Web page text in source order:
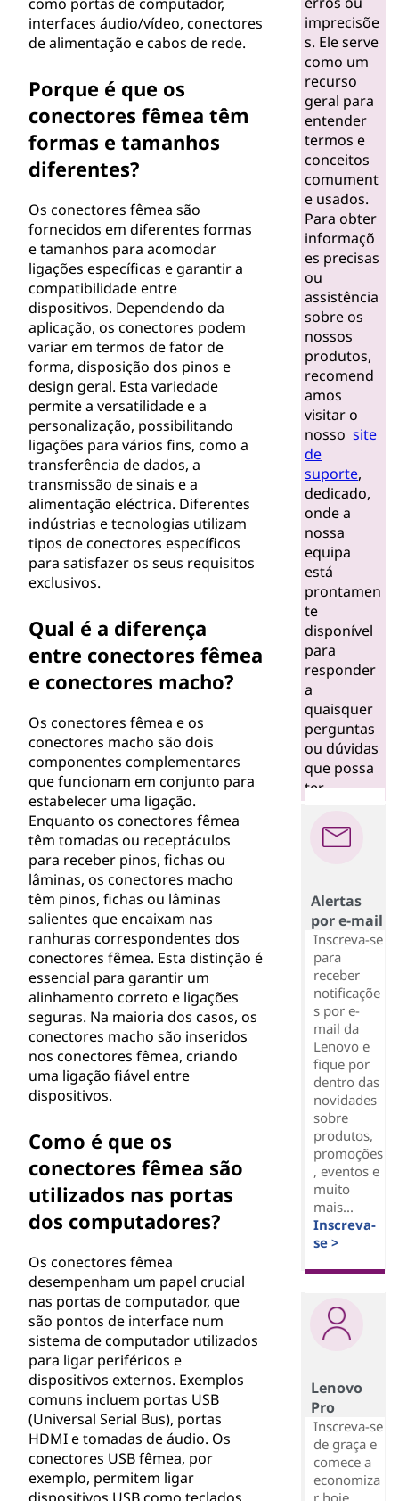
interfaces áudio/vídeo, conectores
de alimentação e cabos de rede.
Porque é que os
conectores fêmea têm
formas e tamanhos
diferentes?
Os conectores fêmea são
fornecidos em diferentes formas
e tamanhos para acomodar
ligações específicas e garantir a
compatibilidade entre
dispositivos. Dependendo da
aplicação, os conectores podem
variar em termos de fator de
forma, disposição dos pinos e
design geral. Esta variedade
permite a versatilidade e a
personalização, possibilitando
ligações para vários fins, como a
transferência de dados, a
transmissão de sinais e a
alimentação eléctrica. Diferentes
indústrias e tecnologias utilizam
tipos de conectores específicos
para satisfazer os seus requisitos
exclusivos.
Qual é a diferença
entre conectores fêmea
e conectores macho?
Os conectores fêmea e os
conectores macho são dois
componentes complementares
que funcionam em conjunto para
estabelecer uma ligação.
Enquanto os conectores fêmea
têm tomadas ou receptáculos
para receber pinos, fichas ou
lâminas, os conectores macho
têm pinos, fichas ou lâminas
salientes que encaixam nas
ranhuras correspondentes dos
conectores fêmea. Esta distinção é
essencial para garantir um
alinhamento correto e ligações
seguras. Na maioria dos casos, os
conectores macho são inseridos
nos conectores fêmea, criando
uma ligação fiável entre
dispositivos.
Como é que os
conectores fêmea são
utilizados nas portas
dos computadores?
Os conectores fêmea
desempenham um papel crucial
nas portas de computador, que
são pontos de interface num
sistema de computador utilizados
para ligar periféricos e
dispositivos externos. Exemplos
comuns incluem portas USB
(Universal Serial Bus), portas
HDMI e tomadas de áudio. Os
conectores USB fêmea, por
exemplo, permitem ligar
imprecisõe
s. Ele serve
como um
recurso
geral para
entender
termos e
conceitos
comument
e usados.
Para obter
informaçõ
es precisas
ou
assistência
sobre os
nossos
produtos,
recomend
amos
visitar o
nossosite
de
suporte,
dedicado,
onde a
nossa
equipa
está
prontamen
te
disponível
para
responder
a
quaisquer
perguntas
ou dúvidas
que possa
ter.
Alertas
por e-mail
Inscreva-se
para
receber
notificaçõe
s por e-
mail da
Lenovo e
fique por
dentro das
novidades
sobre
produtos,
promoções
, eventos e
muito
mais...
Inscreva-
se >
Lenovo
Pro
Inscreva-se
de graça e
comece a
economiza